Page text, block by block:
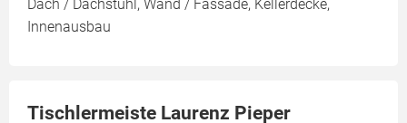
Dach / Dachstuhl, Wand / Fassade, Kellerdecke,
Innenausbau
Tischlermeiste Laurenz Pieper